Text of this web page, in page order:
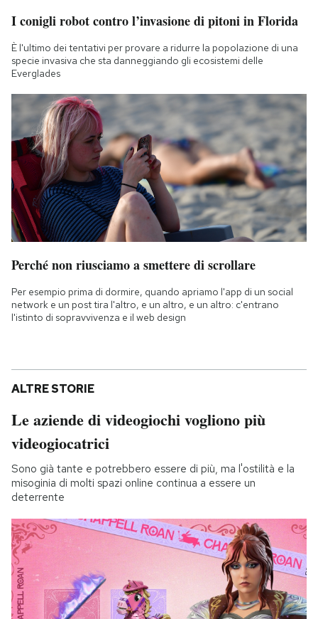
I conigli robot contro l’invasione di pitoni in Florida
È l'ultimo dei tentativi per provare a ridurre la popolazione di una
specie invasiva che sta danneggiando gli ecosistemi delle
Everglades
Perché non riusciamo a smettere di scrollare
Per esempio prima di dormire, quando apriamo l'app di un social
network e un post tira l'altro, e un altro, e un altro: c'entrano
l'istinto di sopravvivenza e il web design
ALTRE STORIE
Le aziende di videogiochi vogliono più
videogiocatrici
Sono già tante e potrebbero essere di più, ma l'ostilità e la
misoginia di molti spazi online continua a essere un
deterrente